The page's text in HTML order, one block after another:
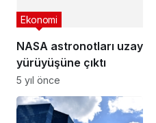
NASA astronotları uzay
yürüyüşüne çıktı
Ekonomi
5 yıl önce